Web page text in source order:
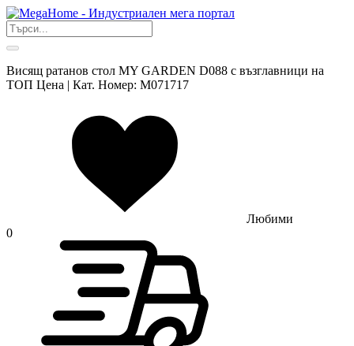
Висящ ратанов стол MY GARDEN D088 с възглавници на
ТОП Цена | Кат. Номер: M071717
Любими
0